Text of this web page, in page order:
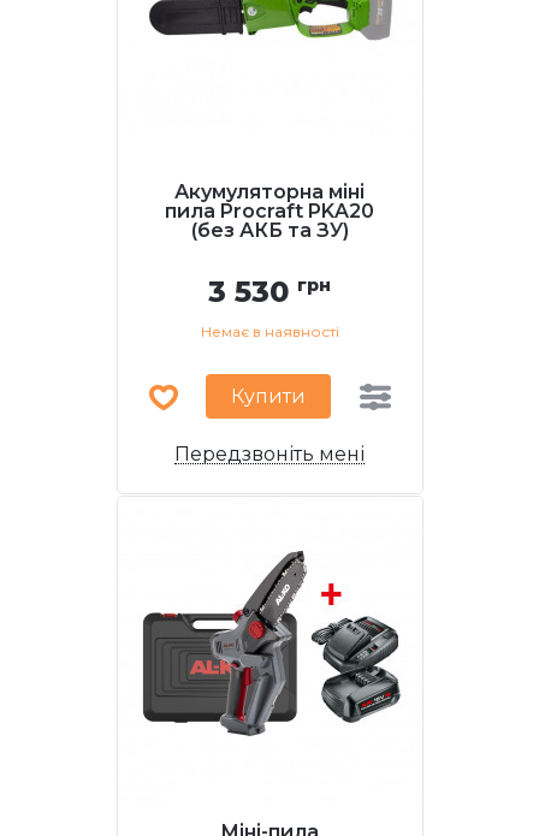
Акумуляторна міні
пила Procraft PKA20
(без АКБ та ЗУ)
3 530 грн
Немає в наявності
Купити
Передзвоніть мені